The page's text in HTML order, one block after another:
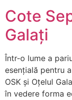
Cote
Galați
Într-o lume a
esențială pentru
OSK și Oțelul
în vedere forma